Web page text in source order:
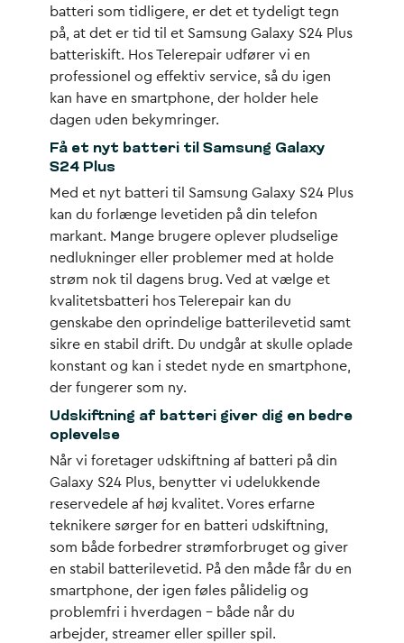
batteri som tidligere, er det et tydeligt tegn
på, at det er tid til et Samsung Galaxy S24 Plus
batteriskift. Hos Telerepair udfører vi en
professionel og effektiv service, så du igen
kan have en smartphone, der holder hele
dagen uden bekymringer.
Få et nyt batteri til Samsung Galaxy
S24 Plus
Med et nyt batteri til Samsung Galaxy S24 Plus
kan du forlænge levetiden på din telefon
markant. Mange brugere oplever pludselige
nedlukninger eller problemer med at holde
strøm nok til dagens brug. Ved at vælge et
kvalitetsbatteri hos Telerepair kan du
genskabe den oprindelige batterilevetid samt
sikre en stabil drift. Du undgår at skulle oplade
konstant og kan i stedet nyde en smartphone,
der fungerer som ny.
Udskiftning af batteri giver dig en bedre
oplevelse
Når vi foretager udskiftning af batteri på din
Galaxy S24 Plus, benytter vi udelukkende
reservedele af høj kvalitet. Vores erfarne
teknikere sørger for en batteri udskiftning,
som både forbedrer strømforbruget og giver
en stabil batterilevetid. På den måde får du en
smartphone, der igen føles pålidelig og
problemfri i hverdagen – både når du
arbejder, streamer eller spiller spil.